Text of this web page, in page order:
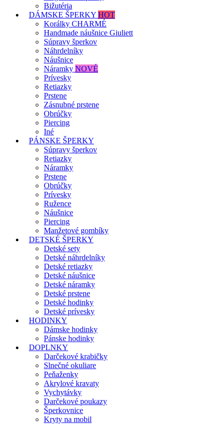
Bižutéria
DÁMSKE ŠPERKY HOT
Korálky CHARMÉ
Handmade náušnice Giuliett
Súpravy šperkov
Náhrdelníky
Náušnice
Náramky NOVÉ
Prívesky
Retiazky
Prstene
Zásnubné prstene
Obrúčky
Piercing
Iné
PÁNSKE ŠPERKY
Súpravy šperkov
Retiazky
Náramky
Prstene
Obrúčky
Prívesky
Ružence
Náušnice
Piercing
Manžetové gombíky
DETSKÉ ŠPERKY
Detské sety
Detské náhrdelníky
Detské retiazky
Detské náušnice
Detské náramky
Detské prstene
Detské hodinky
Detské prívesky
HODINKY
Dámske hodinky
Pánske hodinky
DOPLNKY
Darčekové krabičky
Slnečné okuliare
Peňaženky
Akrylové kravaty
Vychytávky
Darčekové poukazy
Šperkovnice
Kryty na mobil